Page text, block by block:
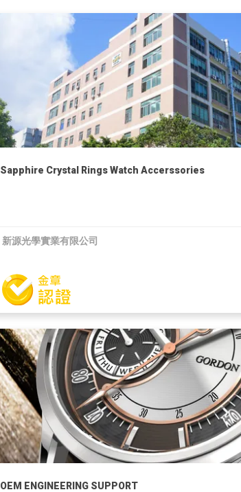
Sapphire Crystal Rings Watch Accerssories
新源光學實業有限公司
OEM ENGINEERING SUPPORT